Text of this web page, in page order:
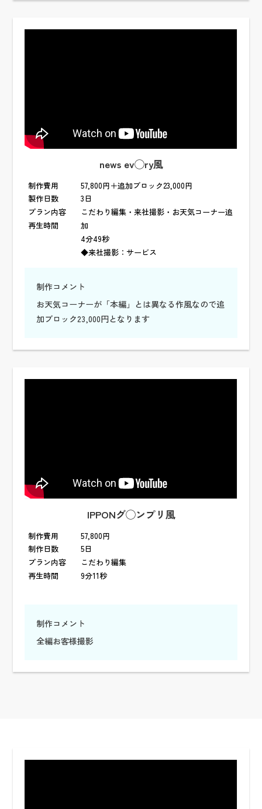
news ev◯ry風
制作費用
57,800円＋追加ブロック23,000円
製作日数
3日
プラン内容
再生時間
こだわり編集・来社撮影・お天気コーナー追
加
4分49秒
◆来社撮影：サービス
制作コメント
お天気コーナーが「本編」とは異なる作風なので追
加ブロック23,000円となります
IPPONグ◯ンプリ風
制作費用
57,800円
制作日数
5日
プラン内容
再生時間
こだわり編集
9分11秒
制作コメント
全編お客様撮影